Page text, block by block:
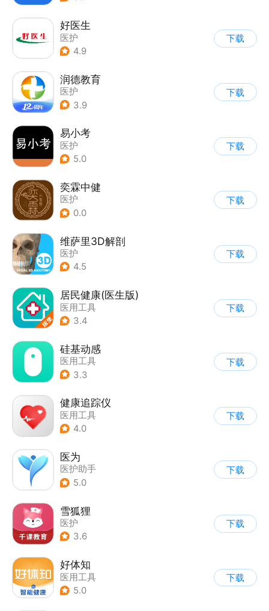
好医生
医护
4.9
下载
润德教育
医护
3.9
下载
易小考
医护
5.0
下载
奕霖中健
医护
0.0
下载
维萨里3D解剖
医护
4.5
下载
居民健康(医生版)
医用工具
3.4
下载
硅基动感
医用工具
3.3
下载
健康追踪仪
医用工具
4.0
下载
医为
医护助手
5.0
下载
雪狐狸
医护
3.6
下载
好体知
医用工具
5.0
下载